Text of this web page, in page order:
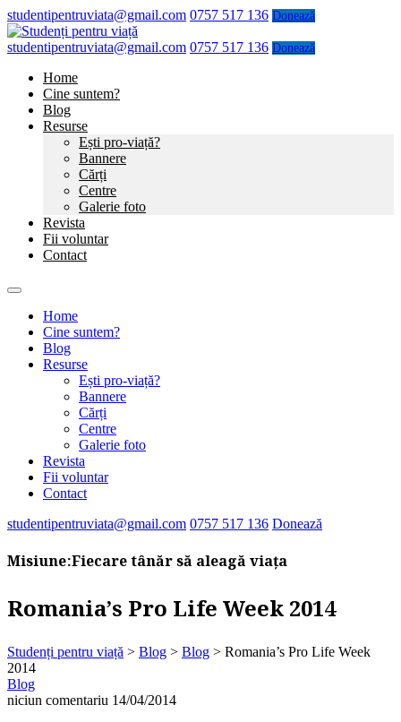
studentipentruviata@gmail.com 0757 517 136 Donează
studentipentruviata@gmail.com 0757 517 136 Donează
Home
Cine suntem?
Blog
Resurse
Ești pro-viață?
Bannere
Cărți
Centre
Galerie foto
Revista
Fii voluntar
Contact
Home
Cine suntem?
Blog
Resurse
Ești pro-viață?
Bannere
Cărți
Centre
Galerie foto
Revista
Fii voluntar
Contact
studentipentruviata@gmail.com 0757 517 136 Donează
Misiune:Fiecare tânăr să aleagă viața
Romania’s Pro Life Week 2014
Studenți pentru viață > Blog > Blog > Romania’s Pro Life Week
2014
Blog
niciun comentariu 14/04/2014